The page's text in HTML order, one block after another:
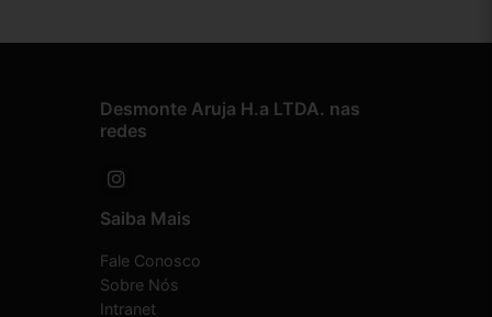
Desmonte Aruja H.a LTDA. nas
redes
Saiba Mais
Fale Conosco
Sobre Nós
Intranet